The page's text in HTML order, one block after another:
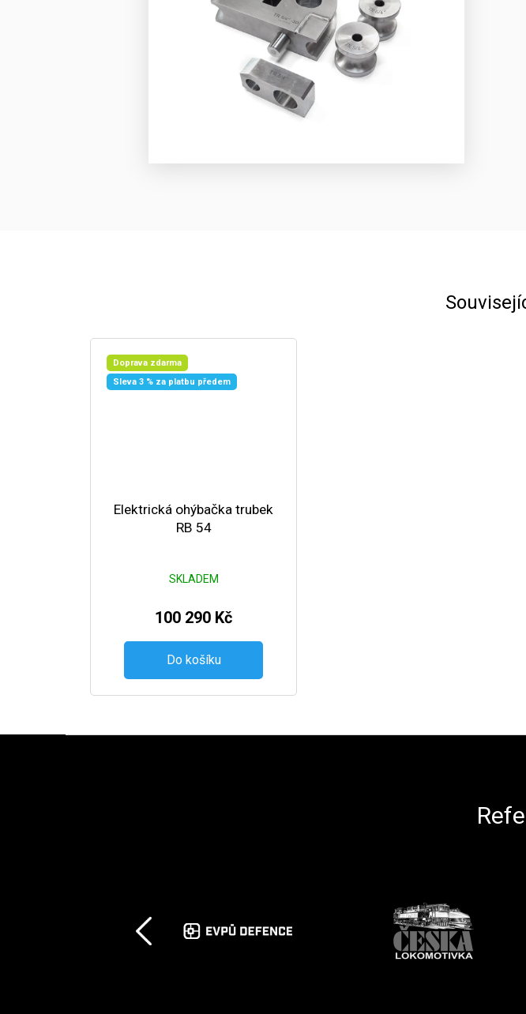
Doprava zdarma
Sleva 3 % za platbu předem
Elektrická ohýbačka trubek
RB 54
SKLADEM
100 290 Kč
Do košíku